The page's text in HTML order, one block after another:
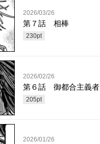
2026/03/26
第７話 相棒
230pt
2026/02/26
第６話 御都合主義者
205pt
2026/01/26